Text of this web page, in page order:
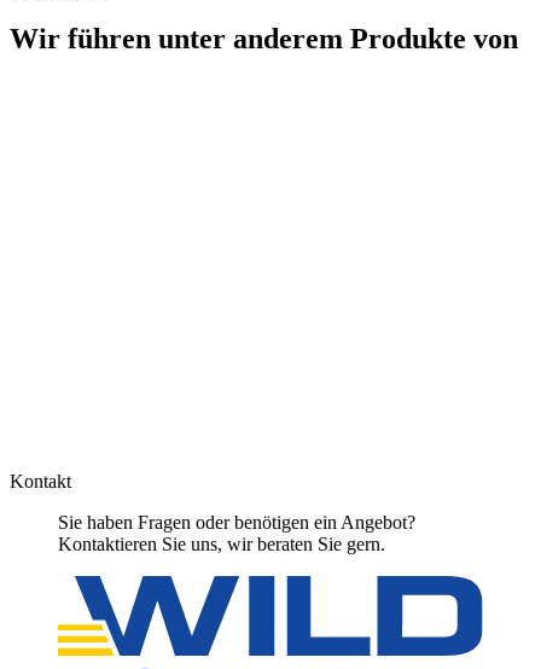
Wir führen unter anderem Produkte von
Kontakt
Sie haben Fragen oder benötigen ein Angebot?
Kontaktieren Sie uns, wir beraten Sie gern.